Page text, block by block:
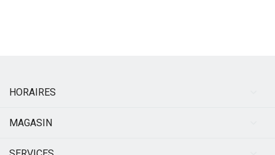
HORAIRES
MAGASIN